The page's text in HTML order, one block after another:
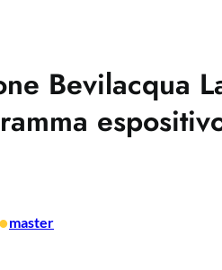
Bevilacqua
•master